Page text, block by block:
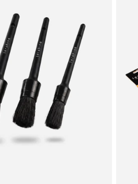
och på olika ytor. De